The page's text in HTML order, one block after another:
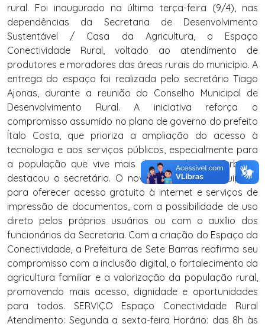
rural. Foi inaugurado na última terça-feira (9/4), nas
dependências da Secretaria de Desenvolvimento
Sustentável / Casa da Agricultura, o Espaço
Conectividade Rural, voltado ao atendimento de
produtores e moradores das áreas rurais do município. A
entrega do espaço foi realizada pelo secretário Tiago
Ajonas, durante a reunião do Conselho Municipal de
Desenvolvimento Rural. A iniciativa reforça o
compromisso assumido no plano de governo do prefeito
Ítalo Costa, que prioriza a ampliação do acesso à
tecnologia e aos serviços públicos, especialmente para
a população que vive mais distante da área urbana,
destacou o secretário. O novo espaço está equipado
para oferecer acesso gratuito à internet e serviços de
impressão de documentos, com a possibilidade de uso
direto pelos próprios usuários ou com o auxílio dos
funcionários da Secretaria. Com a criação do Espaço da
Conectividade, a Prefeitura de Sete Barras reafirma seu
compromisso com a inclusão digital, o fortalecimento da
agricultura familiar e a valorização da população rural,
promovendo mais acesso, dignidade e oportunidades
para todos. SERVIÇO Espaço Conectividade Rural
Atendimento: Segunda a sexta-feira Horário: das 8h às